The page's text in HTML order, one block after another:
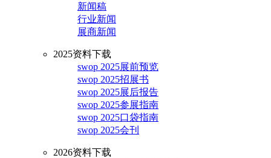
新闻稿
行业新闻
展商新闻
2025资料下载
swop 2025展前预览
swop 2025招展书
swop 2025展后报告
swop 2025参展指南
swop 2025口袋指南
swop 2025会刊
2026资料下载